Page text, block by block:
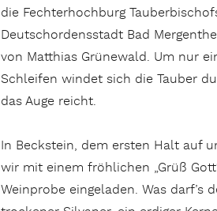
die Fechterhochburg
Deutschordensstadt Bad
von Matthias Grünewald. Um nur
Schleifen windet sich die Tauber
das Auge reicht.
In Beckstein, dem ersten Halt auf
wir mit einem fröhlichen „Grüß
Weinprobe eingeladen. Was darf’s